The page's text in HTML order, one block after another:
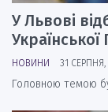
У Львові
НОВИНИ 31 СЕРПНЯ,
Головною темою